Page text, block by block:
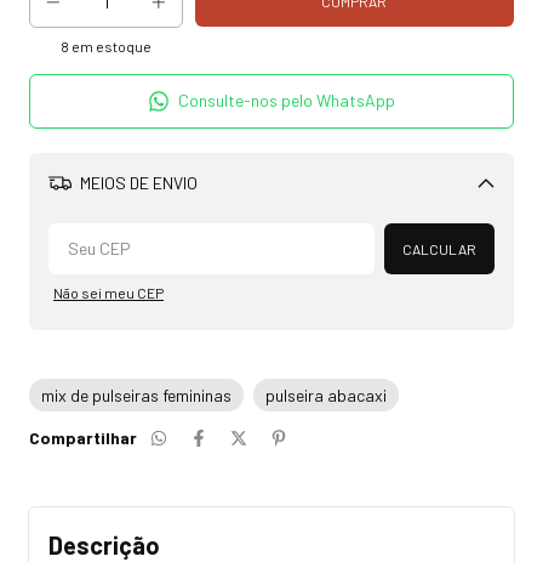
8 em estoque
Consulte-nos pelo WhatsApp
MEIOS DE ENVIO
Alterar CEP
CALCULAR
Não sei meu CEP
mix de pulseiras femininas pulseira abacaxi
Compartilhar
Descrição